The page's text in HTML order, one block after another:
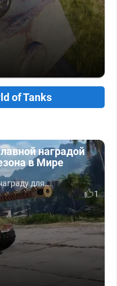
of Tanks
наградой
в Мире
для...
1